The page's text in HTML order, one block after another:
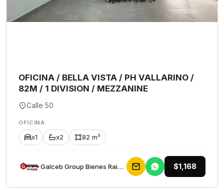
OFICINA / BELLA VISTA / PH VALLARINO /
82M / 1 DIVISION / MEZZANINE
Calle 50
OFICINA
x1 x2 82 m²
Galceb Group Bienes Raices $1,168